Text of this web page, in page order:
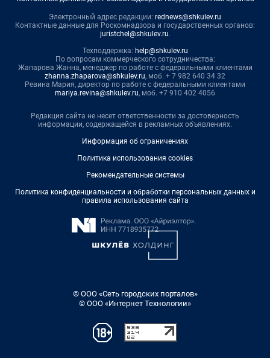
Электронный адрес редакции: rednews@shkulev.ru
Контактные данные для Роскомнадзора и государственных органов:
juristchel@shkulev.ru.
Техподдержка: help@shkulev.ru
По вопросам коммерческого сотрудничества:
Жапарова Жанна, менеджер по работе с федеральными клиентами
zhanna.zhaparova@shkulev.ru, моб. + 7 982 640 34 32
Ревина Мария, директор по работе с федеральными клиентами
mariya.revina@shkulev.ru, моб. +7 910 402 4056
Редакция сайта не несет ответственности за достоверность
информации, содержащейся в рекламных объявлениях.
Информация об ограничениях
Политика использования cookies
Рекомендательные системы
Политика конфиденциальности и обработки персональных данных и
правила использования сайта
© ООО «Сеть городских порталов»
© ООО «Интернет Технологии»